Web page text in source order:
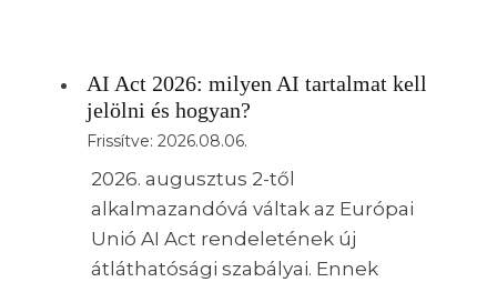
AI Act 2026: milyen AI tartalmat kell
jelölni és hogyan?
Frissítve: 2026.08.06.
2026. augusztus 2-től
alkalmazandóvá váltak az Európai
Unió AI Act rendeletének új
átláthatósági szabályai. Ennek